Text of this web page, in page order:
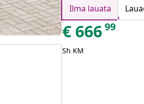
Ilma lauata
€ 66699
Sh KM